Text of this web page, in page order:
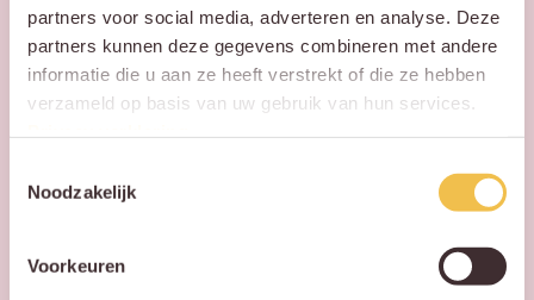
partners voor social media, adverteren en analyse. Deze
partners kunnen deze gegevens combineren met andere
informatie die u aan ze heeft verstrekt of die ze hebben
verzameld op basis van uw gebruik van hun services.
Noodzakelijk
Voorkeuren
CAPTCHA